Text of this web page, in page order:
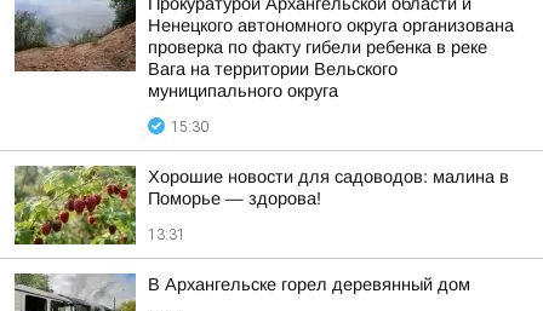
Ненецкого автономного округа организована
проверка по факту гибели ребенка в реке
Вага на территории Вельского
муниципального округа
15:30
Хорошие новости для садоводов: малина в
Поморье — здорова!
13:31
В Архангельске горел деревянный дом